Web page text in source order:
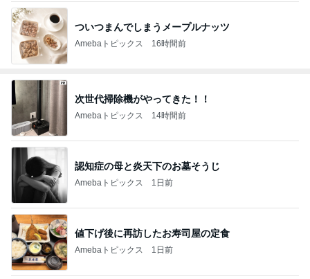
ついつまんでしまうメープルナッツ
Amebaトピックス 16時間前
次世代掃除機がやってきた！！
Amebaトピックス 14時間前
認知症の母と炎天下のお墓そうじ
Amebaトピックス 1日前
値下げ後に再訪したお寿司屋の定食
Amebaトピックス 1日前